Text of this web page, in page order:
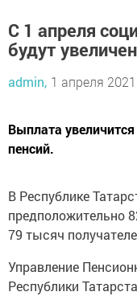
С 1 апреля
будут
admin, 1 апреля
Выплата
пенсий.
В Республике
предположительно
79 тысяч
Управление
Республики